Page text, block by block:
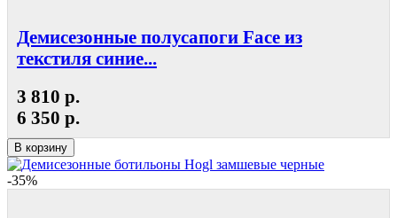
Демисезонные полусапоги Face из
текстиля синие...
3 810 р.
6 350 р.
В корзину
-35%